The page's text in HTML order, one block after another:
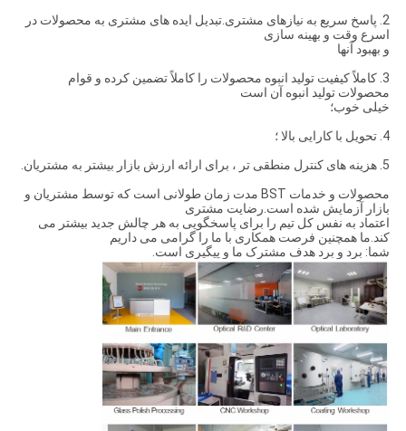
2. پاسخ سریع به نیازهای مشتری.تبدیل ایده های مشتری به محصولات در
اسرع وقت و بهینه سازی
و بهبود آنها
3. كاملاً كیفیت تولید انبوه محصولات را كاملاً تضمین كرده و قوام
محصولات تولید انبوه آن است
خیلی خوب؛
4. تحویل با کارایی بالا ؛
5. هزینه های کنترل منطقی تر ، برای ارائه ارزش بازار بیشتر به مشتریان.
محصولات و خدمات BST مدت زمان طولانی است که توسط مشتریان و
بازار آزمایش شده است.رضایت مشتری
اعتماد به نفس کل تیم را برای پاسخگویی به هر چالش جدید بیشتر می
کند.ما همچنین فرصت همکاری با ما را گرامی می داریم
شما: برد و برد هدف مشترک ما و پیگیری است.